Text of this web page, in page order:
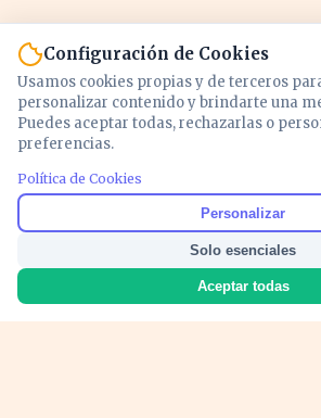
Noticias y análisis de
inversión y política.
para entender lo que mueve
país.
Configuración de Cookies
Usamos cookies propias y de terceros
personalizar contenido y brindarte una
Puedes aceptar todas, rechazarlas o
preferencias.
Política de Cookies
Personalizar
Solo esenciales
Aceptar todas